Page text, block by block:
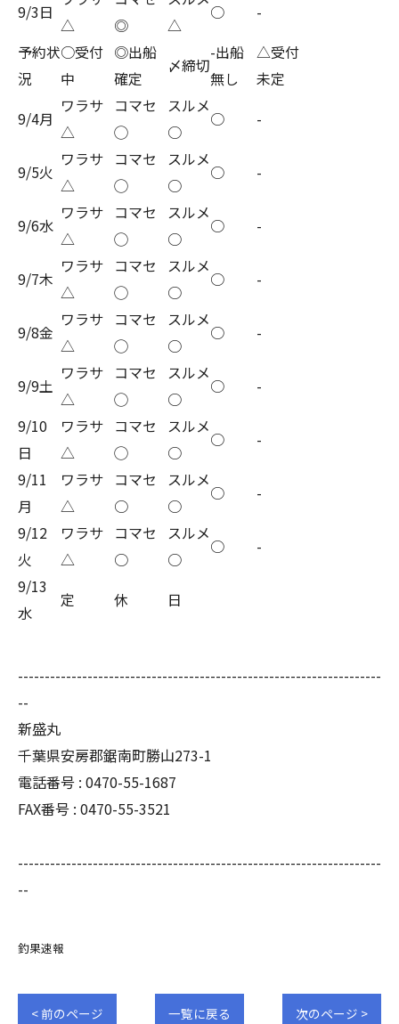
9/3日
△
◎
△
○
-
予約状
況
○受付
中
◎出船
確定
〆締切
-出船
無し
△受付
未定
9/4月
ワラサ
△
コマセ
◯
スルメ
○
○ -
9/5火
ワラサ
△
コマセ
◯
スルメ
○
○ -
9/6水
ワラサ
△
コマセ
◯
スルメ
○
○ -
9/7木
ワラサ
△
コマセ
◯
スルメ
○
○ -
9/8金
ワラサ
△
コマセ
◯
スルメ
○
○ -
9/9土
ワラサ
△
コマセ
◯
スルメ
○
○
-
9/10
日
ワラサ
△
コマセ
◯
スルメ
○
○
-
9/11
月
ワラサ
△
コマセ
○
スルメ
○
○
-
9/12
火
ワラサ
△
コマセ
○
スルメ
○
○
-
9/13
水
定 休 日
--------------------------------------------------------------------
--
新盛丸
千葉県安房郡鋸南町勝山273-1
電話番号 : 0470-55-1687
FAX番号 : 0470-55-3521
--------------------------------------------------------------------
--
釣果速報
< 前のページ 一覧に戻る 次のページ >